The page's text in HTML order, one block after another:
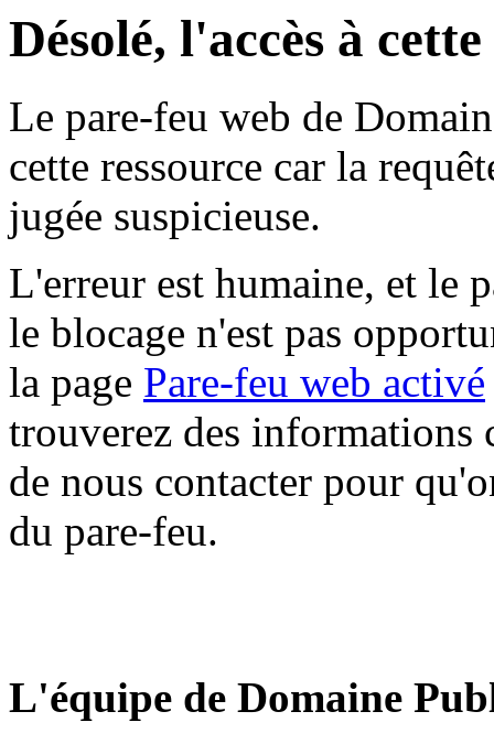
Désolé, l'accès à
Le pare-feu web de
cette ressource car la
jugée suspicieuse.
L'erreur est humaine, et le
le blocage n'est pas
la page Pare-feu web activé
trouverez des informations
de nous contacter pour
du pare-feu.
L'équipe de Domaine